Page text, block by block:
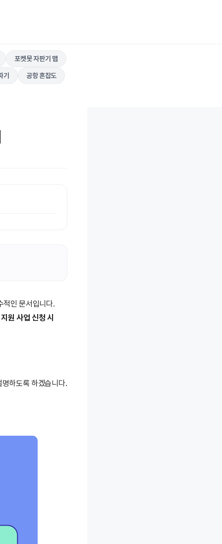
포켓못 자판기 맵
기 공항 혼잡도
적인 문서입니다.
원 사업 신청 시
하도록 하겠습니다.